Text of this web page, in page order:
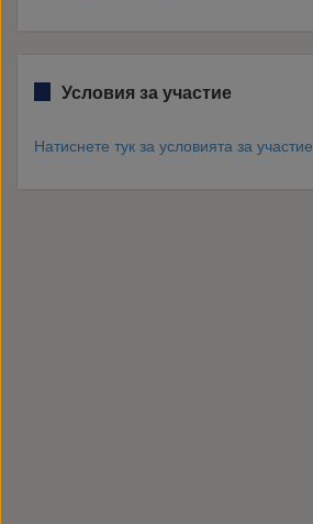
Условия за участие
Натиснете тук за условията за участие